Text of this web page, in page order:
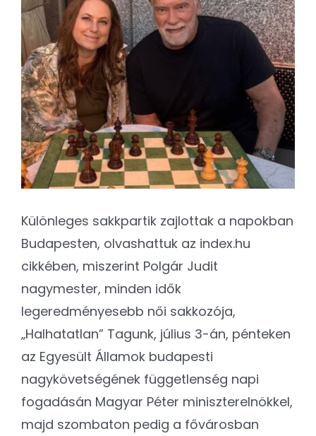
Kapcsolat
SEARCH
FOR:
Image
Különleges sakkpartik zajlottak a napokban
Budapesten, olvashattuk az index.hu
cikkében, miszerint Polgár Judit
nagymester, minden idők
legeredményesebb női sakkozója,
„Halhatatlan” Tagunk, július 3-án, pénteken
az Egyesült Államok budapesti
nagykövetségének függetlenség napi
fogadásán Magyar Péter miniszterelnökkel,
majd szombaton pedig a fővárosban